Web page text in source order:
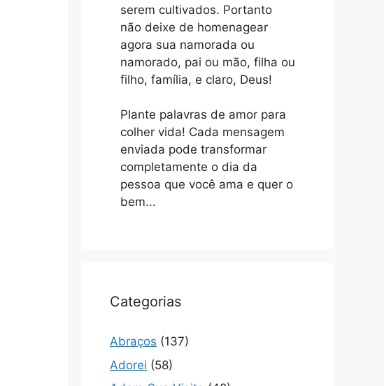
serem cultivados. Portanto
não deixe de homenagear
agora sua namorada ou
namorado, pai ou mão, filha ou
filho, família, e claro, Deus!
Plante palavras de amor para
colher vida! Cada mensagem
enviada pode transformar
completamente o dia da
pessoa que você ama e quer o
bem...
Categorias
Abraços (137)
Adorei (58)